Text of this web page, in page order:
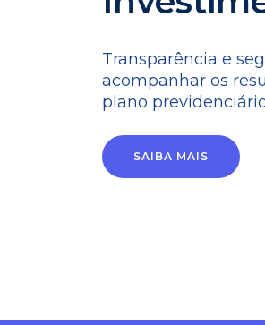
Transparência e
acompanhar os
plano
SAIBA MAIS